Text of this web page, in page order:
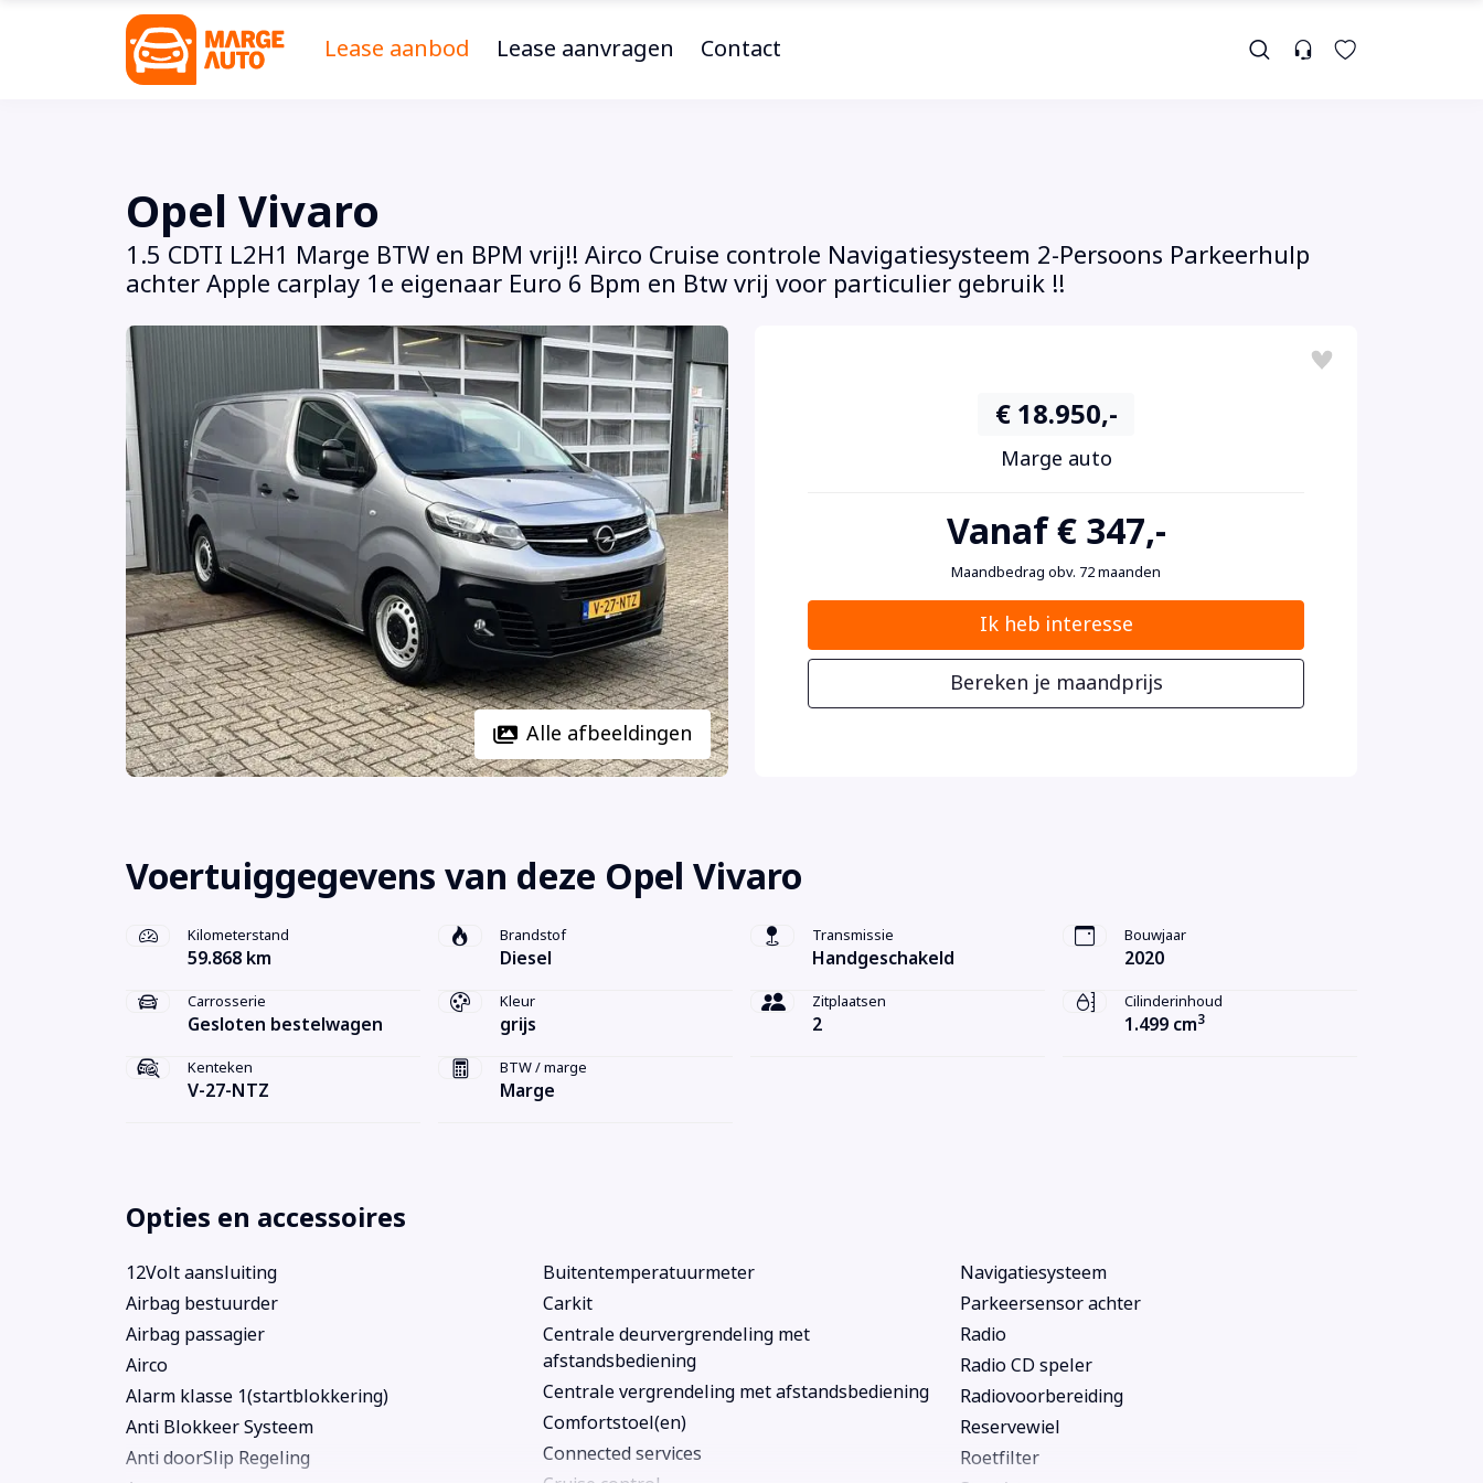
Lease aanbod Lease aanvragen Contact
Opel Vivaro
1.5 CDTI L2H1 Marge BTW en BPM vrij!! Airco Cruise controle Navigatiesysteem 2-Persoons Parkeerhulp
achter Apple carplay 1e eigenaar Euro 6 Bpm en Btw vrij voor particulier gebruik !!
Alle afbeeldingen
€ 18.950,-
Marge auto
Vanaf € 347,-
Maandbedrag obv. 72 maanden
Ik heb interesse
Bereken je maandprijs
Voertuiggegevens van deze Opel Vivaro
Kilometerstand
59.868 km
Brandstof
Diesel
Transmissie
Handgeschakeld
Bouwjaar
2020
Carrosserie
Gesloten bestelwagen
Kleur
grijs
Zitplaatsen
2
Cilinderinhoud
1.499 cm3
Kenteken
V-27-NTZ
BTW / marge
Marge
Opties en accessoires
12Volt aansluiting
Airbag bestuurder
Airbag passagier
Airco
Alarm klasse 1(startblokkering)
Anti Blokkeer Systeem
Anti doorSlip Regeling
Buitentemperatuurmeter
Carkit
Centrale deurvergrendeling met
afstandsbediening
Centrale vergrendeling met afstandsbediening
Comfortstoel(en)
Connected services
Navigatiesysteem
Parkeersensor achter
Radio
Radio CD speler
Radiovoorbereiding
Reservewiel
Roetfilter